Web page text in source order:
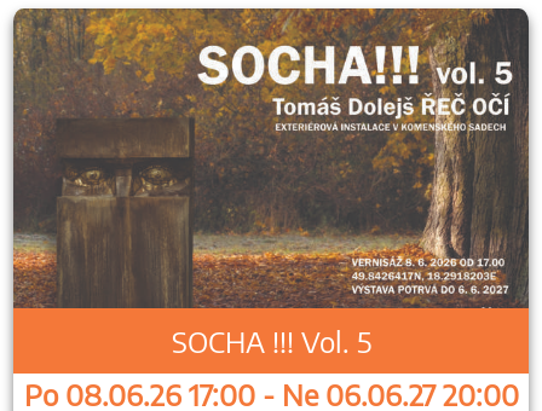
SOCHA !!! Vol. 5
Po 08.06.26 17:00 - Ne 06.06.27 20:00